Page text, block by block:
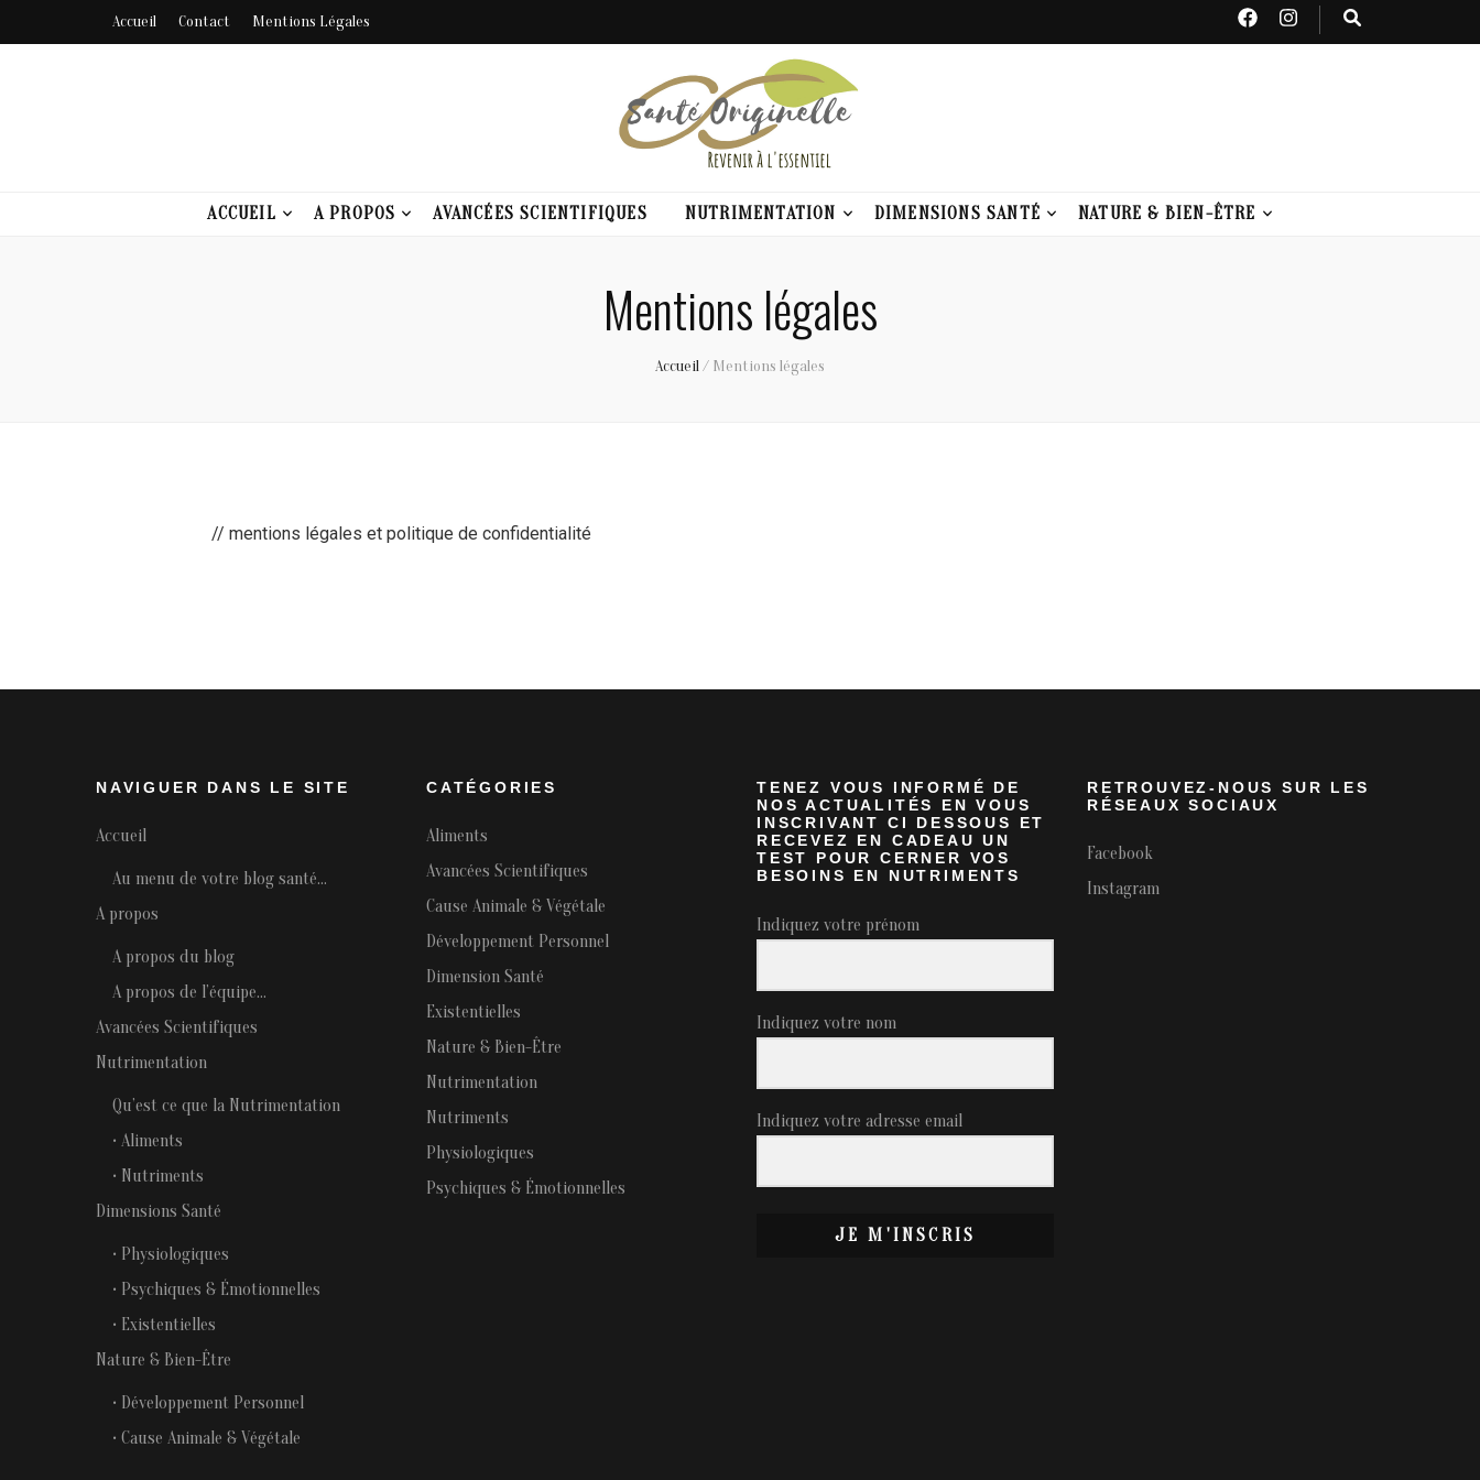
Accueil Contact Mentions Légales
Santé Originelle
ACCUEIL A PROPOS AVANCÉES SCIENTIFIQUES NUTRIMENTATION DIMENSIONS SANTÉ NATURE & BIEN-ÊTRE
Mentions légales
Accueil/ Mentions légales
// mentions légales et politique de confidentialité
NAVIGUER DANS LE SITE
Accueil
Au menu de votre blog santé…
A propos
A propos du blog
A propos de l’équipe…
Avancées Scientifiques
Nutrimentation
Qu’est ce que la Nutrimentation
• Aliments
• Nutriments
Dimensions Santé
• Physiologiques
• Psychiques & Émotionnelles
• Existentielles
Nature & Bien-Être
• Développement Personnel
• Cause Animale & Végétale
CATÉGORIES
Aliments
Avancées Scientifiques
Cause Animale & Végétale
Développement Personnel
Dimension Santé
Existentielles
Nature & Bien-Être
Nutrimentation
Nutriments
Physiologiques
Psychiques & Émotionnelles
TENEZ VOUS INFORMÉ DE
NOS ACTUALITÉS EN VOUS
INSCRIVANT CI DESSOUS ET
RECEVEZ EN CADEAU UN
TEST POUR CERNER VOS
BESOINS EN NUTRIMENTS
Indiquez votre prénom
Indiquez votre nom
Indiquez votre adresse email
JE M'INSCRIS
RETROUVEZ-NOUS SUR LES
RÉSEAUX SOCIAUX
Facebook
Instagram